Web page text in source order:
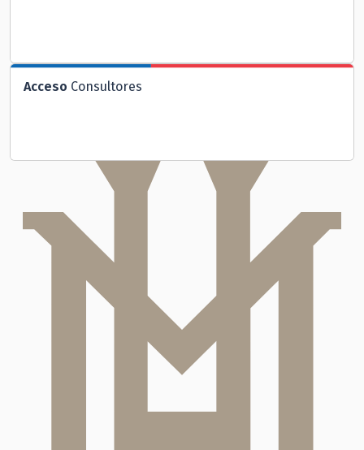
Acceso Consultores